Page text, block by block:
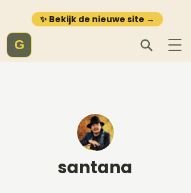
✨ Bekijk de nieuwe site →
G
santana